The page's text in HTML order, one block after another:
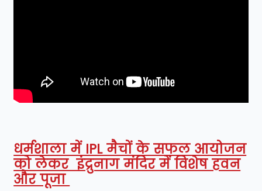
धर्मशाला में IPL मैचों के सफल आयोजन
को लेकर इंद्रुनाग मंदिर में विशेष हवन
और पूजा